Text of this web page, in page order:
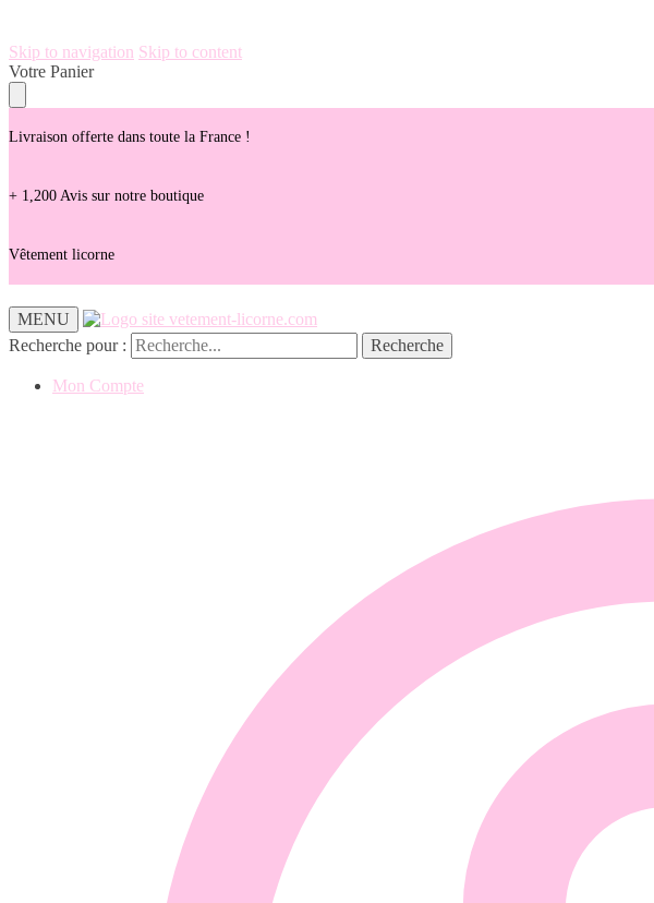
Skip to navigation Skip to content
Votre Panier
Livraison offerte dans toute la France !
+ 1,200 Avis sur notre boutique
Vêtement licorne
MENU
Recherche pour :
Recherche
Mon Compte